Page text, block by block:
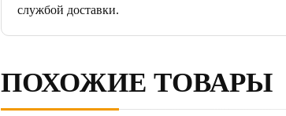
службой доставки.
ПОХОЖИЕ ТОВАРЫ